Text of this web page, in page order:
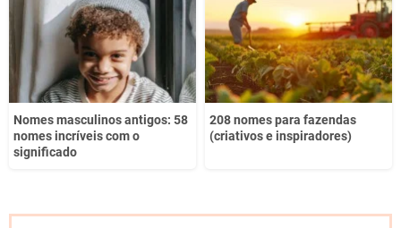
Nomes masculinos antigos: 58
nomes incríveis com o
significado
208 nomes para fazendas
(criativos e inspiradores)